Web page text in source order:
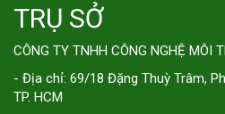
TRỤ SỞ
CÔNG TY TNHH CÔNG NGHỆ MÔI
- Địa chỉ: 69/18 Đặng Thuỳ Trâm,
TP. HCM